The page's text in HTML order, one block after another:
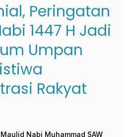
Peringatan
1447 H Jadi
Umpan
Rakyat
Nabi Muhammad SAW